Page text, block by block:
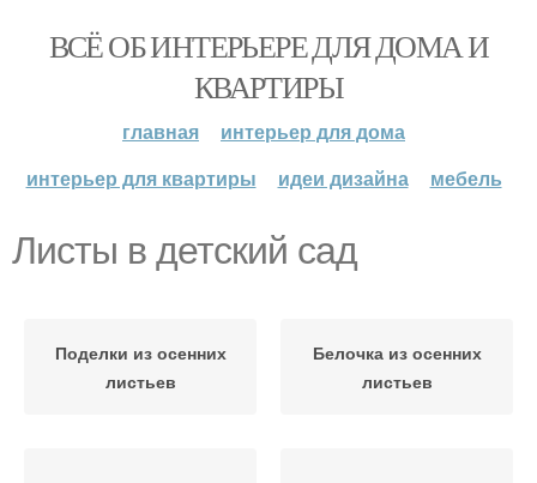
ВСЁ ОБ ИНТЕРЬЕРЕ ДЛЯ ДОМА И
КВАРТИРЫ
главная
интерьер для дома
интерьер для квартиры
идеи дизайна мебель
Листы в детский сад
Поделки из осенних
листьев
Белочка из осенних
листьев